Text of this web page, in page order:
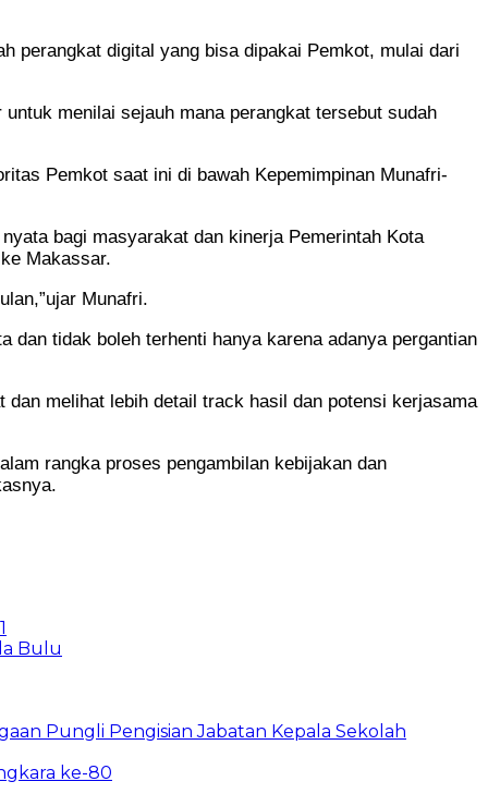
perangkat digital yang bisa dipakai Pemkot, mulai dari
menilai sejauh mana perangkat tersebut sudah
Pemkot saat ini di bawah Kepemimpinan Munafri-
bagi masyarakat dan kinerja Pemerintah Kota
Makassar.
Munafri.
dan tidak boleh terhenti hanya karena adanya pergantian
melihat lebih detail track hasil dan potensi kerjasama
rangka proses pengambilan kebijakan dan
Bulu
Pungli Pengisian Jabatan Kepala Sekolah
ke-80